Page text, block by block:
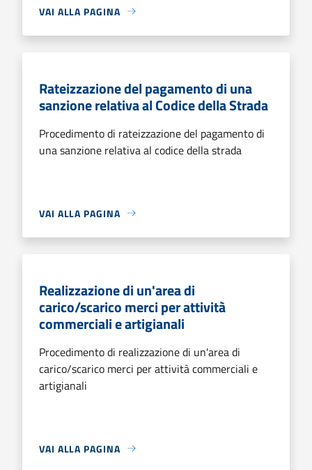
VAI ALLA PAGINA
Rateizzazione del pagamento di una
sanzione relativa al Codice della Strada
Procedimento di rateizzazione del pagamento di
una sanzione relativa al codice della strada
VAI ALLA PAGINA
Realizzazione di un'area di
carico/scarico merci per attività
commerciali e artigianali
Procedimento di realizzazione di un'area di
carico/scarico merci per attività commerciali e
artigianali
VAI ALLA PAGINA